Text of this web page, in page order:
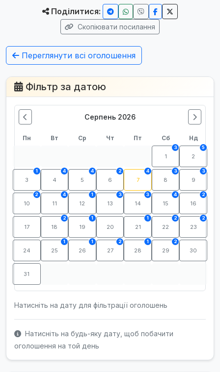
Поділитися:
Скопіювати посилання
Переглянути всі оголошення
Фільтр за датою
Серпень 2026
Пн Вт Ср Чт Пт Сб Нд
1
3
2
5
3
1
4
4
5
4
6
2
7
4
8
3
9
3
10
2
11
4
12
1
13
3
14
3
15
4
16
2
17 18
2
19
1
20 21
1
22
2
23
2
24 25
1
26
1
27
2
28
1
29
2
30
31
Натисніть на дату для фільтрації оголошень
Натисніть на будь-яку дату, щоб побачити
оголошення на той день